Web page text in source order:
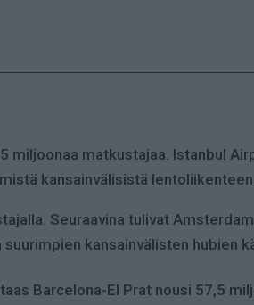
matkustajaa. Istanbul
kansainvälisistä
Seuraavina tulivat
kansainvälisten hubien
Barcelona-El Prat nousi 57,5